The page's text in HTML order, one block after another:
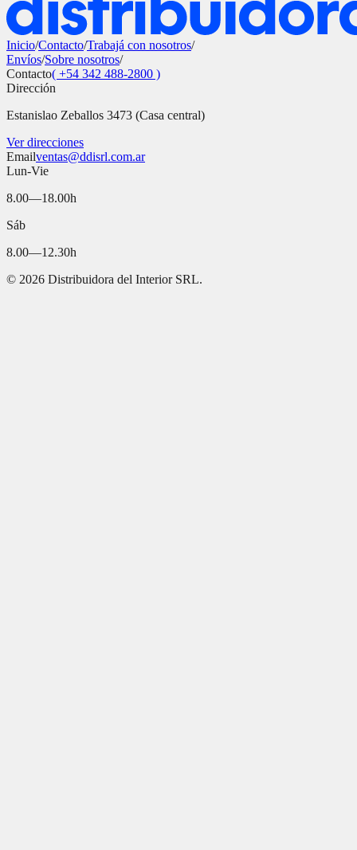
Inicio/Contacto/Trabajá con nosotros/
Envíos/Sobre nosotros/
Contacto( +54 342 488-2800 )
Dirección
Estanislao Zeballos 3473 (Casa central)
Ver direcciones
Emailventas@ddisrl.com.ar
Lun-Vie
8.00—18.00h
Sáb
8.00—12.30h
© 2026 Distribuidora del Interior SRL.